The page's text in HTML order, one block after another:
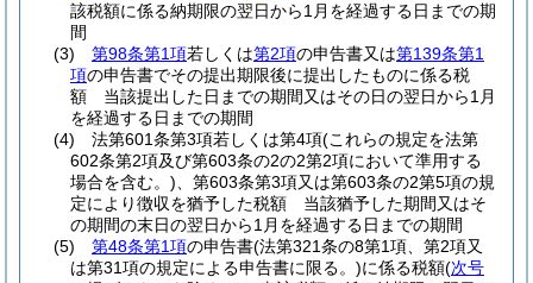
該税額に係る納期限の翌日から1月を経過する日までの期
間
(3)
第98条第1項若しくは第2項の申告書又は第139条第1
項の申告書でその提出期限後に提出したものに係る税
額 当該提出した日までの期間又はその日の翌日から1月
を経過する日までの期間
(4)
法第601条第3項若しくは第4項(これらの規定を法第
602条第2項及び第603条の2の2第2項において準用する
場合を含む。) 、第603条第3項又は第603条の2第5項の規
定により徴収を猶予した税額 当該猶予した期間又はそ
の期間の末日の翌日から1月を経過する日までの期間
(5)
第48条第1項の申告書(法第321条の8第1項、第2項又
は第31項の規定による申告書に限る。)に係る税額(次号